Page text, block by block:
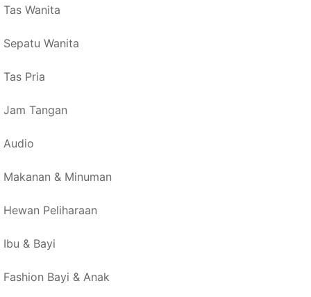
Tas Wanita
Sepatu Wanita
Tas Pria
Jam Tangan
Audio
Makanan & Minuman
Hewan Peliharaan
Ibu & Bayi
Fashion Bayi & Anak